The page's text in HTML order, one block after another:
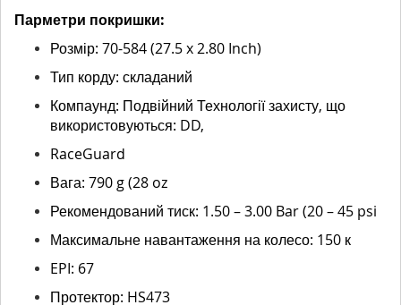
Парметри покришки:
Розмір: 70-584 (27.5 x 2.80 Inch)
Тип корду: складаний
Компаунд: Подвійний Технології захисту, що
використовуються: DD,
RaceGuard
Вага: 790 g (28 oz
Рекомендований тиск: 1.50 – 3.00 Bar (20 – 45 psi
Максимальне навантаження на колесо: 150 к
EPI: 67
Протектор: HS473